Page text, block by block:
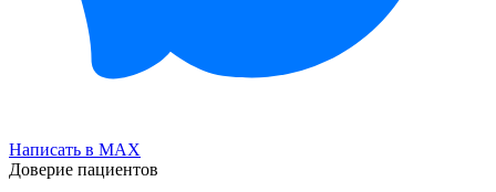
Написать в MAX
Доверие пациентов